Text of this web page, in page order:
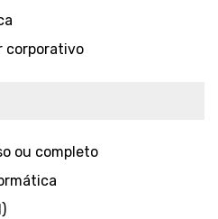
corporativo
ou completo